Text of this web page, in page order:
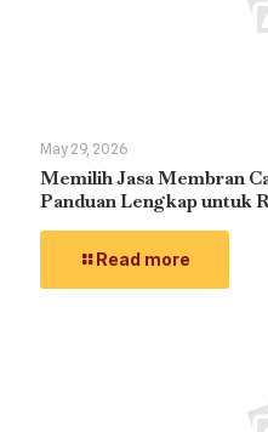
May 29, 2026
Memilih Jasa Membran
Panduan Lengkap untuk
Read more